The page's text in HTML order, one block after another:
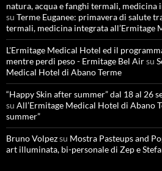
natura, acqua e fanghi termali, medicina
su Terme Euganee: primavera di salute
termali, medicina integrata all’Ermitage
L'Ermitage Medical Hotel ed il
mentre perdi peso - Ermitage Bel Airsu
Medical Hotel di Abano Terme
“Happy Skin after summer” dal 18 al 26
su All’Ermitage Medical Hotel di Abano
summer”
Bruno Volpezsu Mostra Pasteups and
art illuminata, bi-personale di Zep e